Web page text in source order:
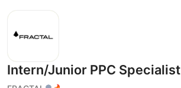
Intern/Junior PPC Specialist